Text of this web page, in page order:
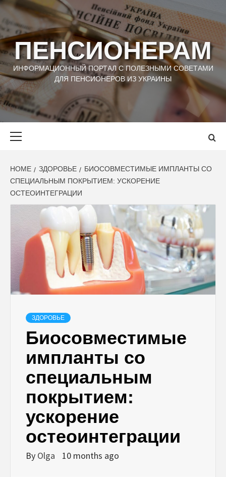
Skip
to
content
ПЕНСИОНЕРАМ
ИНФОРМАЦИОННЫЙ ПОРТАЛ С ПОЛЕЗНЫМИ СОВЕТАМИ
ДЛЯ ПЕНСИОНЕРОВ ИЗ УКРАИНЫ
HOME ЗДОРОВЬЕ
БИОСОВМЕСТИМЫЕ ИМПЛАНТЫ СО
СПЕЦИАЛЬНЫМ ПОКРЫТИЕМ: УСКОРЕНИЕ
ОСТЕОИНТЕГРАЦИИ
ЗДОРОВЬЕ
Биосовместимые
импланты со
специальным
покрытием:
ускорение
остеоинтеграции
By Olga 10 months ago